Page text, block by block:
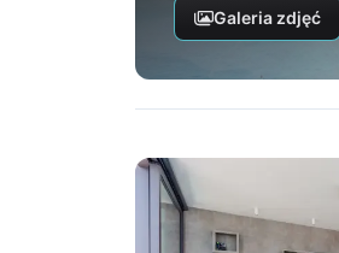
Galeria zdjęć